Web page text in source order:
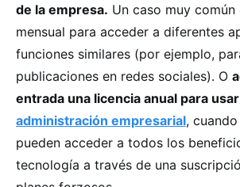
de la empresa. Un caso muy común
mensual para acceder a diferentes
funciones similares (por ejemplo,
publicaciones en redes sociales). O
entrada una licencia anual para
administración empresarial,
pueden acceder a todos los
tecnología a través de una